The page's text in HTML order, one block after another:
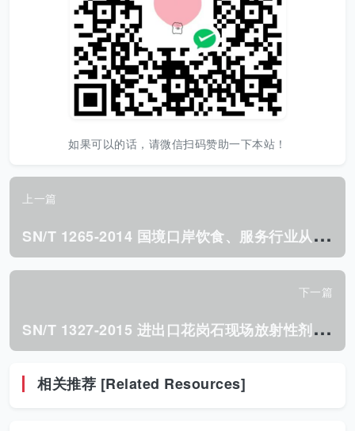
如果可以的话，请微信扫码赞助一下本站！
上一篇
S
N/T 1265-2014 国境口岸饮食、服务行业从业人员 健康检查规程.pdf
下一篇
S
N/T 1327-2015 进出口花岗石现场放射性剂量 检测控制标准.pdf
相关推荐 [Related Resources]